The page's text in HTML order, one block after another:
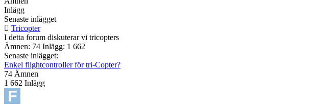
Inlägg
Senaste inlägget
Tricopter
I detta forum diskuterar vi tricopters
Ämnen: 74 Inlägg: 1 662
Senaste inlägget:
Enkel flightcontroller för tri-Copter?
74 Ämnen
1 662 Inlägg